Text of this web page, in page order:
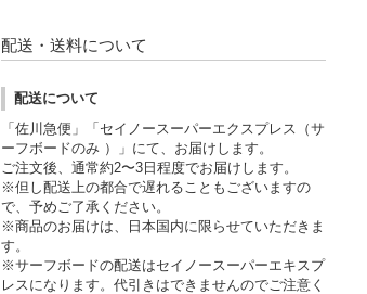
配送・送料について
配送について
「佐川急便」「セイノースーパーエクスプレス（サ
ーフボードのみ ）」にて、お届けします。
ご注文後、通常約2〜3日程度でお届けします。
※但し配送上の都合で遅れることもございますの
で、予めご了承ください。
※商品のお届けは、日本国内に限らせていただきま
す。
※サーフボードの配送はセイノースーパーエキスプ
レスになります。代引きはできませんのでご注意く